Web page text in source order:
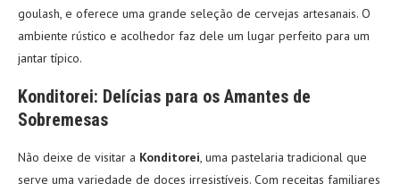
goulash, e oferece uma grande seleção de cervejas artesanais. O
ambiente rústico e acolhedor faz dele um lugar perfeito para um
jantar típico.
Konditorei: Delícias para os Amantes de
Sobremesas
Não deixe de visitar a Konditorei, uma pastelaria tradicional que
serve uma variedade de doces irresistíveis. Com receitas familiares